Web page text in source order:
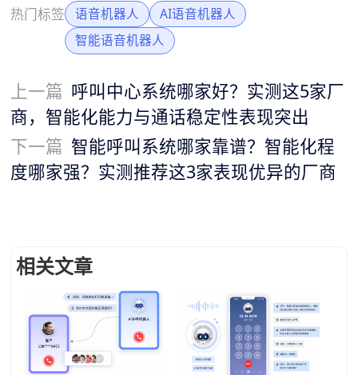
热门标签 语音机器人
AI语音机器人
智能语音机器人
上一篇 呼叫中心系统哪家好？实测这5家厂
商，智能化能力与通话稳定性表现突出
下一篇 智能呼叫系统哪家靠谱？智能化程
度哪家强？实测推荐这3家表现优异的厂商
相关文章